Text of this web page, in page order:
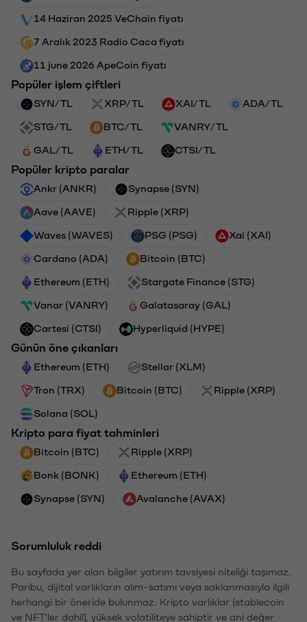
14 Haziran 2025 VeChain fiyatı
7 Aralık 2023 Radio Caca fiyatı
11 june 2026 ApeCoin fiyatı
Popüler işlem çiftleri
SYN/TL XRP/TL XAI/TL ADA/TL
STG/TL BTC/TL VANRY/TL
GAL/TL ETH/TL CTSI/TL
Popüler kripto paralar
Ankr (ANKR) Synapse (SYN)
Aave (AAVE) Ripple (XRP)
Waves (WAVES) PSG (PSG) Xai (XAI)
Cardano (ADA) Bitcoin (BTC)
Ethereum (ETH) Stargate Finance (STG)
Vanar (VANRY) Galatasaray (GAL)
Cartesi (CTSI) Hyperliquid (HYPE)
Günün öne çıkanları
Ethereum (ETH) Stellar (XLM)
Tron (TRX) Bitcoin (BTC) Ripple (XRP)
Solana (SOL)
Kripto para fiyat tahminleri
Bitcoin (BTC) Ripple (XRP)
Bonk (BONK) Ethereum (ETH)
Synapse (SYN) Avalanche (AVAX)
Sorumluluk reddi
Bu sayfada yer alan bilgiler yatırım tavsiyesi niteliği taşımaz.
Paribu, dijital varlıkların alım-satımı veya saklanmasıyla ilgili
herhangi bir öneride bulunmaz. Kripto varlıklar (stablecoin
ve NFT'ler dahil), yüksek volatiliteye sahiptir ve ani değer